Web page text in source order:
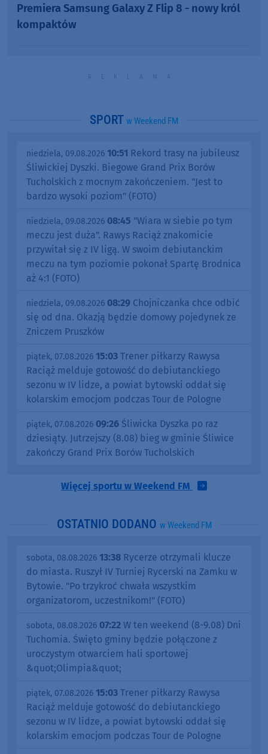
Premiera Samsung Galaxy Z Flip 8 - nowy król
kompaktów
SPORT w Weekend FM
niedziela, 09.08.2026 10:51 Rekord trasy na jubileusz
Śliwickiej Dyszki. Biegowe Grand Prix Borów
Tucholskich z mocnym zakończeniem. "Jest to
bardzo wysoki poziom" (FOTO)
niedziela, 09.08.2026 08:45 "Wiara w siebie po tym
meczu jest duża". Rawys Raciąż znakomicie
przywitał się z IV ligą. W swoim debiutanckim
meczu na tym poziomie pokonał Spartę Brodnica
aż 4:1 (FOTO)
niedziela, 09.08.2026 08:29 Chojniczanka chce odbić
się od dna. Okazją będzie domowy pojedynek ze
Zniczem Pruszków
piątek, 07.08.2026 15:03 Trener piłkarzy Rawysa
Raciąż melduje gotowość do debiutanckiego
sezonu w IV lidze, a powiat bytowski oddał się
kolarskim emocjom podczas Tour de Pologne
piątek, 07.08.2026 09:26 Śliwicka Dyszka po raz
dziesiąty. Jutrzejszy (8.08) bieg w gminie Śliwice
zakończy Grand Prix Borów Tucholskich
Więcej sportu w Weekend FM
OSTATNIO DODANO w Weekend FM
sobota, 08.08.2026 13:38 Rycerze otrzymali klucze
do miasta. Ruszył IV Turniej Rycerski na Zamku w
Bytowie. "Po trzykroć chwała wszystkim
organizatorom, uczestnikom!" (FOTO)
sobota, 08.08.2026 07:22 W ten weekend (8-9.08) Dni
Tuchomia. Święto gminy będzie połączone z
uroczystym otwarciem hali sportowej
&quot;Olimpia&quot;
piątek, 07.08.2026 15:03 Trener piłkarzy Rawysa
Raciąż melduje gotowość do debiutanckiego
sezonu w IV lidze, a powiat bytowski oddał się
kolarskim emocjom podczas Tour de Pologne